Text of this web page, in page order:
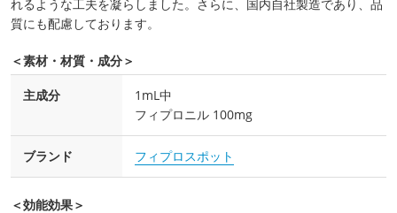
れるような工夫を凝らしました。さらに、国内自社製造であり、品
質にも配慮しております。
＜素材・材質・成分＞
主成分
1mL中
フィプロニル 100mg
ブランド フィプロスポット
＜効能効果＞